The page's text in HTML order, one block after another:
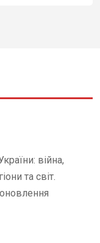
війна,
та світ.